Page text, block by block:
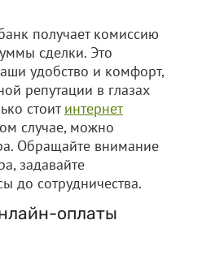
получает комиссию
сделки. Это
удобство и комфорт,
репутации в глазах
стоитинтернет
случае, можно
Обращайте внимание
задавайте
до сотрудничества.
оплаты